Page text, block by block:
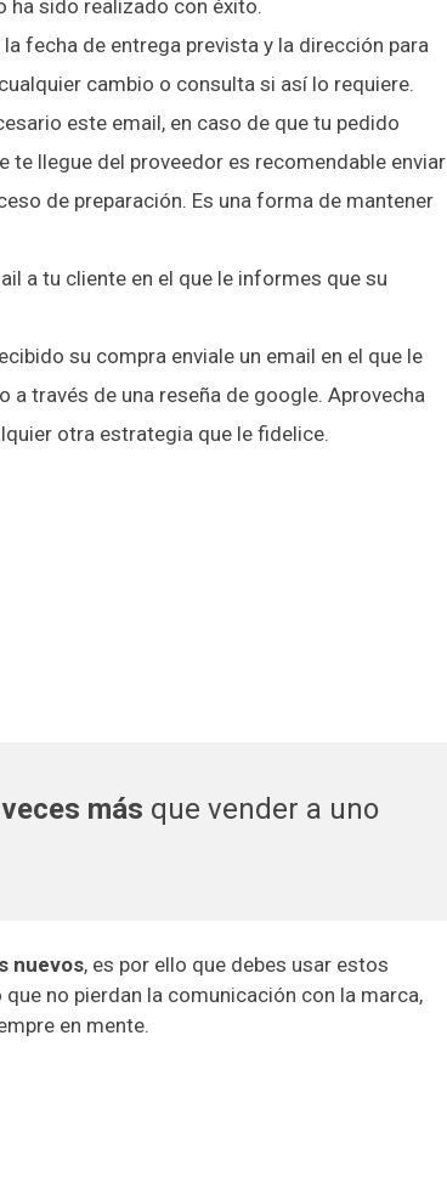
ha sido realizado con éxito.
fecha de entrega prevista y la dirección para
cambio o consulta si así lo requiere.
este email, en caso de que tu pedido
te llegue del proveedor es recomendable enviar
de preparación. Es una forma de mantener
a tu cliente en el que le informes que su
su compra enviale un email en el que le
través de una reseña de google. Aprovecha
otra estrategia que le fidelice.
más que vender a uno
nuevos, es por ello que debes usar estos
no pierdan la comunicación con la marca,
en mente.